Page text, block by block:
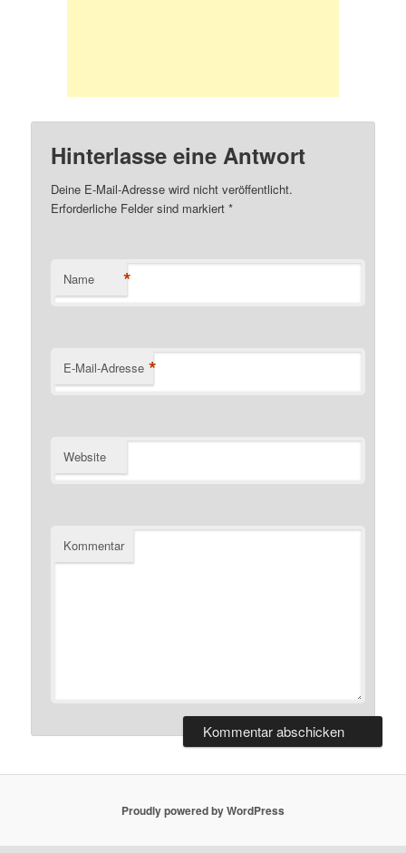
Hinterlasse eine Antwort
Deine E-Mail-Adresse wird nicht veröffentlicht.
Erforderliche Felder sind markiert*
Name *
E-Mail-Adresse *
Website
Kommentar
Proudly powered by WordPress